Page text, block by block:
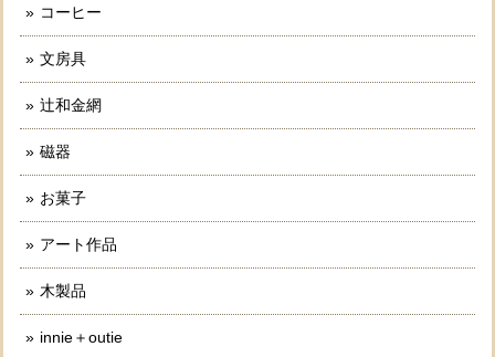
コーヒー
文房具
辻和金網
磁器
お菓子
アート作品
木製品
innie＋outie